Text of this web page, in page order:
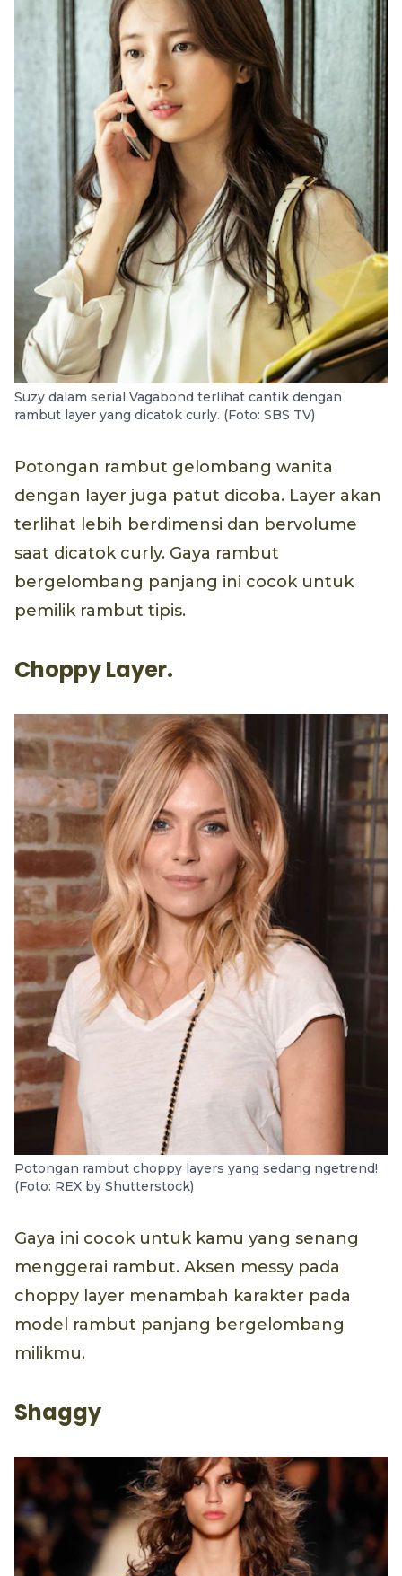
Suzy dalam serial Vagabond terlihat cantik dengan
rambut layer yang dicatok curly. (Foto: SBS TV)
Potongan rambut gelombang wanita
dengan layer juga patut dicoba. Layer akan
terlihat lebih berdimensi dan bervolume
saat dicatok curly. Gaya rambut
bergelombang panjang ini cocok untuk
pemilik rambut tipis.
Choppy Layer.
Potongan rambut choppy layers yang sedang ngetrend!
(Foto: REX by Shutterstock)
Gaya ini cocok untuk kamu yang senang
menggerai rambut. Aksen messy pada
choppy layer menambah karakter pada
model rambut panjang bergelombang
milikmu.
Shaggy